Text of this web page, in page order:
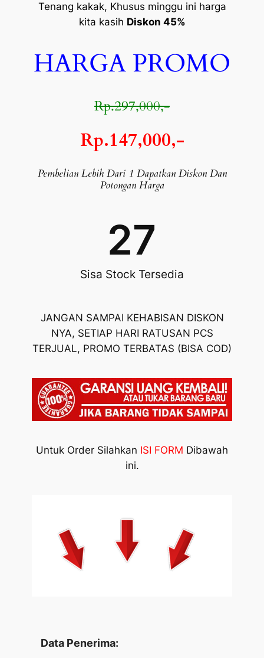
Tenang kakak, Khusus minggu ini harga
kita kasih Diskon 45%
HARGA PROMO
Rp.297,000,-
Rp.147,000,-
Pembelian Lebih Dari 1 Dapatkan Diskon Dan
Potongan Harga
Sisa Stock Tersedia
27
JANGAN SAMPAI KEHABISAN DISKON
NYA, SETIAP HARI RATUSAN PCS
TERJUAL, PROMO TERBATAS (BISA COD)
Untuk Order Silahkan ISI FORM Dibawah
ini.
Data Penerima: